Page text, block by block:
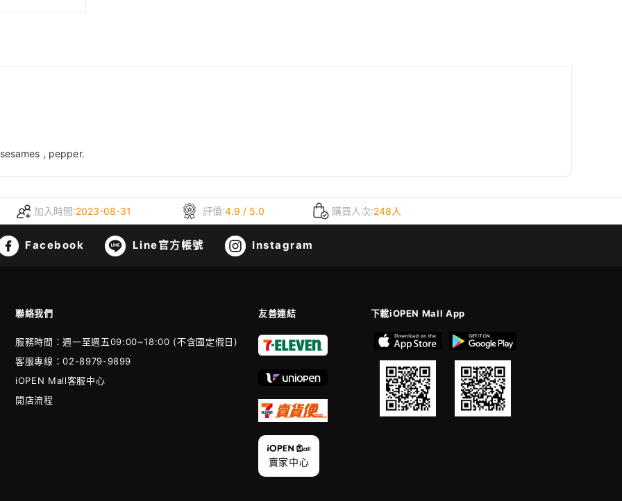
, pepper.
加入時間:2023-08-31 評價:4.9 / 5.0 購買人次:248人
Facebook Line官方帳號 Instagram
聯絡我們 友善連結 下載iOPEN Mall App
服務時間：週一至週五09:00~18:00 (不含國定假日)
客服專線：02-8979-9899
iOPEN Mall客服中心
開店流程
賣家中心